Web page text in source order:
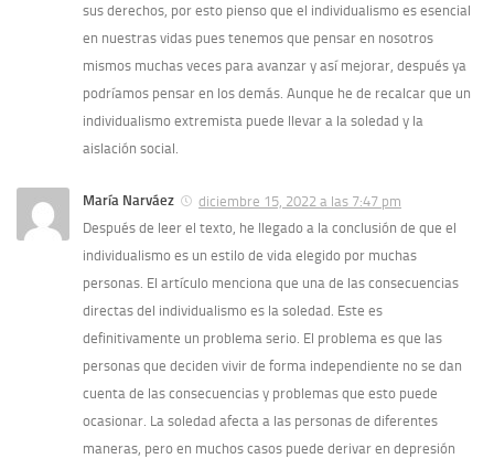
sus derechos, por esto pienso que el individualismo es esencial
en nuestras vidas pues tenemos que pensar en nosotros
mismos muchas veces para avanzar y así mejorar, después ya
podríamos pensar en los demás. Aunque he de recalcar que un
individualismo extremista puede llevar a la soledad y la
aislación social.
María Narváez
diciembre 15, 2022 a las 7:47 pm
Después de leer el texto, he llegado a la conclusión de que el
individualismo es un estilo de vida elegido por muchas
personas. El artículo menciona que una de las consecuencias
directas del individualismo es la soledad. Este es
definitivamente un problema serio. El problema es que las
personas que deciden vivir de forma independiente no se dan
cuenta de las consecuencias y problemas que esto puede
ocasionar. La soledad afecta a las personas de diferentes
maneras, pero en muchos casos puede derivar en depresión